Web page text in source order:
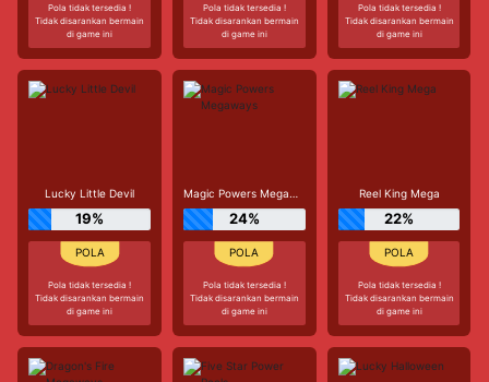
Pola tidak tersedia !
Tidak disarankan bermain
di game ini
Pola tidak tersedia !
Tidak disarankan bermain
di game ini
Pola tidak tersedia !
Tidak disarankan bermain
di game ini
Lucky Little Devil
19%
Pola tidak tersedia !
Tidak disarankan bermain
di game ini
Magic Powers Megaways
24%
Pola tidak tersedia !
Tidak disarankan bermain
di game ini
Reel King Mega
22%
Pola tidak tersedia !
Tidak disarankan bermain
di game ini